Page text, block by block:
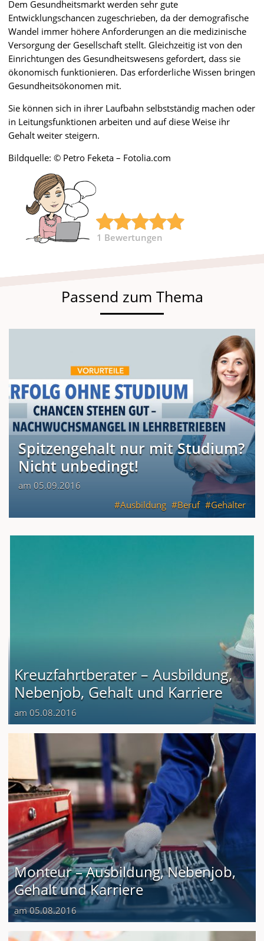
Dem Gesundheitsmarkt werden sehr gute
Entwicklungschancen zugeschrieben, da der demografische
Wandel immer höhere Anforderungen an die medizinische
Versorgung der Gesellschaft stellt. Gleichzeitig ist von den
Einrichtungen des Gesundheitswesens gefordert, dass sie
ökonomisch funktionieren. Das erforderliche Wissen bringen
Gesundheitsökonomen mit.
Sie können sich in ihrer Laufbahn selbstständig machen oder
in Leitungsfunktionen arbeiten und auf diese Weise ihr
Gehalt weiter steigern.
Bildquelle: © Petro Feketa – Fotolia.com
1 Bewertungen
Passend zum Thema
Spitzengehalt nur mit Studium?
Nicht unbedingt!
am 05.09.2016
Ausbildung
Beruf Gehälter
Kreuzfahrtberater – Ausbildung,
Nebenjob, Gehalt und Karriere
am 05.08.2016
Monteur – Ausbildung, Nebenjob,
Gehalt und Karriere
am 05.08.2016